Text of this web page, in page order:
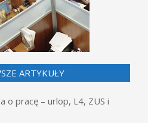
ARTYKUŁY
o pracę – urlop, L4, ZUS i